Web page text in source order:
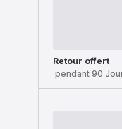
Retour offert
pendant 90